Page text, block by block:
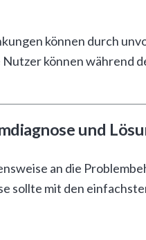
können durch
können während
und
an die
sollte mit den